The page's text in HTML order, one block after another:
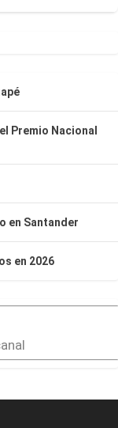
Premio Nacional
en Santander
en 2026